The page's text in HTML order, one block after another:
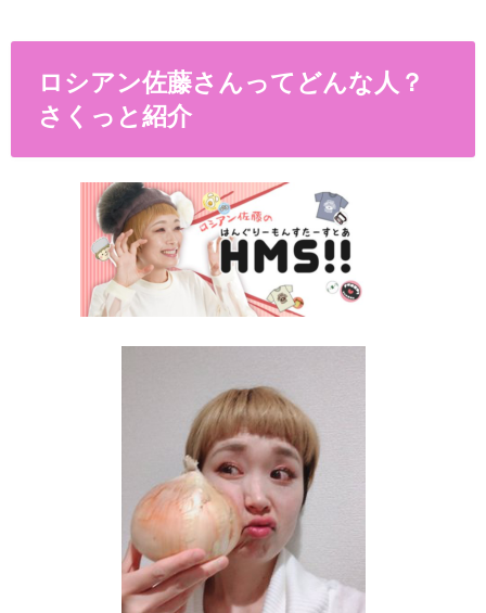
ロシアン佐藤さんってどんな人？
さくっと紹介